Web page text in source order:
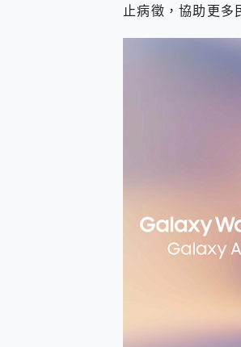
2億
3
小
磁
全
人
多個
一
近
止病徵，協助更多